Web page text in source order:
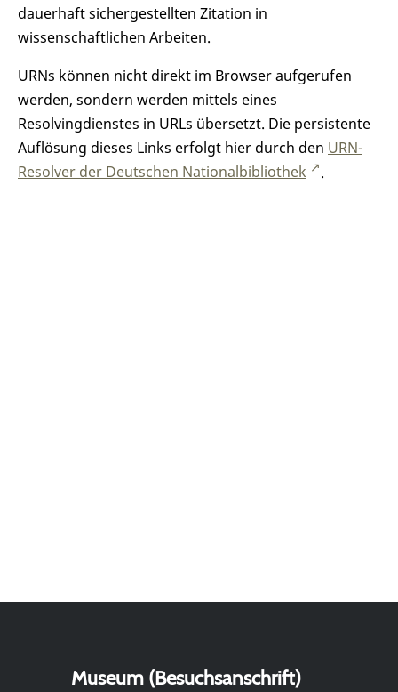
dauerhaft sichergestellten Zitation in
wissenschaftlichen Arbeiten.
URNs können nicht direkt im Browser aufgerufen
werden, sondern werden mittels eines
Resolvingdienstes in URLs übersetzt. Die persistente
Auflösung dieses Links erfolgt hier durch den URN-
Resolver der Deutschen Nationalbibliothek
.
Museum (Besuchsanschrift)